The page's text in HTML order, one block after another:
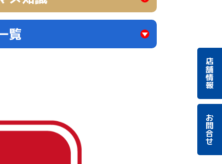
覧
店舗情報
お問合せ